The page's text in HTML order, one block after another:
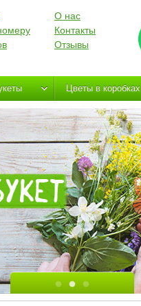
О нас
Контакты
Отзывы
Цветы в коробках